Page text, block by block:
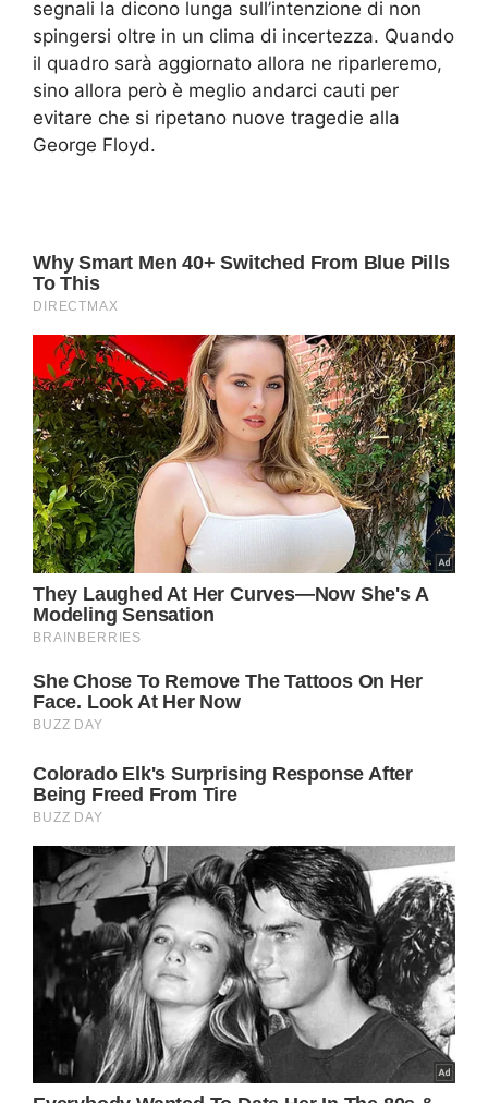
segnali la dicono lunga sull’intenzione di non
spingersi oltre in un clima di incertezza. Quando
il quadro sarà aggiornato allora ne riparleremo,
sino allora però è meglio andarci cauti per
evitare che si ripetano nuove tragedie alla
George Floyd.